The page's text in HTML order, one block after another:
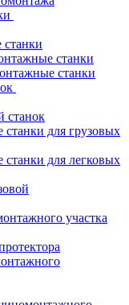
станки
станки
станок
для грузовых
для легковых
участка